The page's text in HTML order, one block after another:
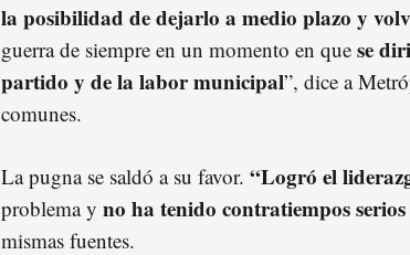
la posibilidad de dejarlo a medio plazo y
guerra de siempre en un momento en que se
partido y de la labor municipal”, dice a
comunes.
La pugna se saldó a su favor. “Logró el
problema y no ha tenido contratiempos serios
mismas fuentes.